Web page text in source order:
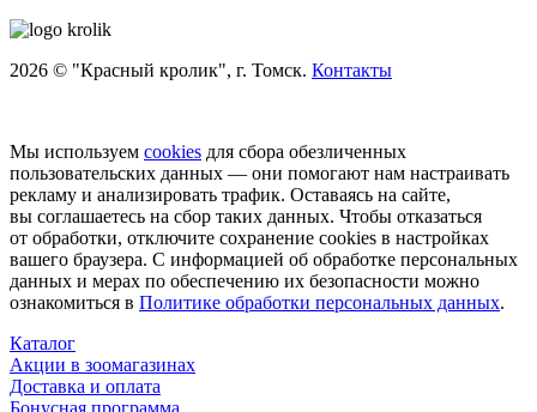
2026 © "Красный кролик", г. Томск. Контакты
Мы используем cookies для сбора обезличенных
пользовательских данных — они помогают нам настраивать
рекламу и анализировать трафик. Оставаясь на сайте,
вы соглашаетесь на сбор таких данных. Чтобы отказаться
от обработки, отключите сохранение cookies в настройках
вашего браузера. С информацией об обработке персональных
данных и мерах по обеспечению их безопасности можно
ознакомиться в Политике обработки персональных данных.
Каталог
Акции в зоомагазинах
Доставка и оплата
Бонусная программа